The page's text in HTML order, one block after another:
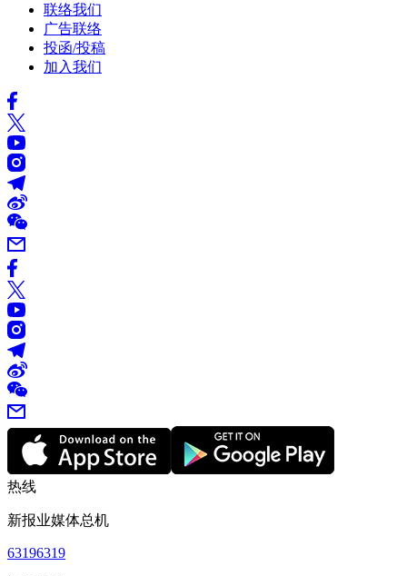
联络我们
广告联络
投函/投稿
加入我们
热线
新报业媒体总机
63196319